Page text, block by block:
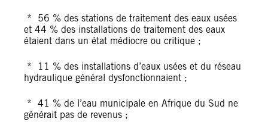
* 56 % des stations de traitement des eaux usées
et 44 % des installations de traitement des eaux
étaient dans un état médiocre ou critique ;
* 11 % des installations d’eaux usées et du réseau
hydraulique général dysfonctionnaient ;
* 41 % de l’eau municipale en Afrique du Sud ne
générait pas de revenus ;